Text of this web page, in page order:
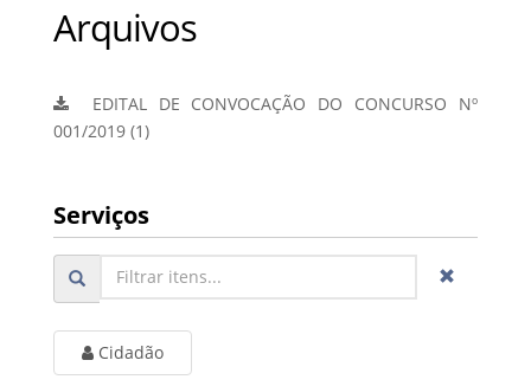
Arquivos
EDITAL DE CONVOCAÇÃO DO CONCURSO Nº
001/2019 (1)
Serviços
Cidadão